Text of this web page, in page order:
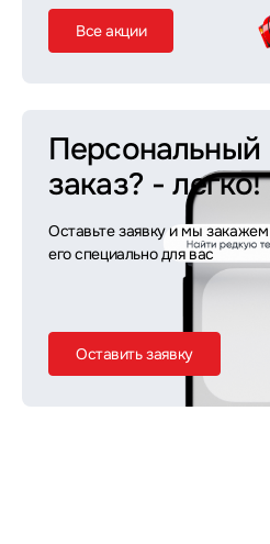
Все акции
Персональный
заказ? - легко!
Оставьте заявку и мы закажем
его специально для вас
Оставить заявку